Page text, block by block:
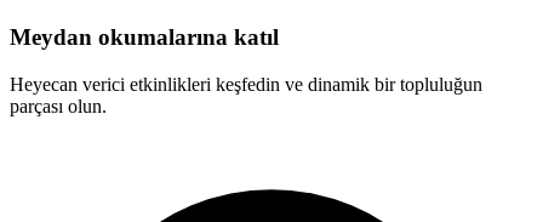
Meydan okumalarına katıl
Heyecan verici etkinlikleri keşfedin ve dinamik bir topluluğun
parçası olun.